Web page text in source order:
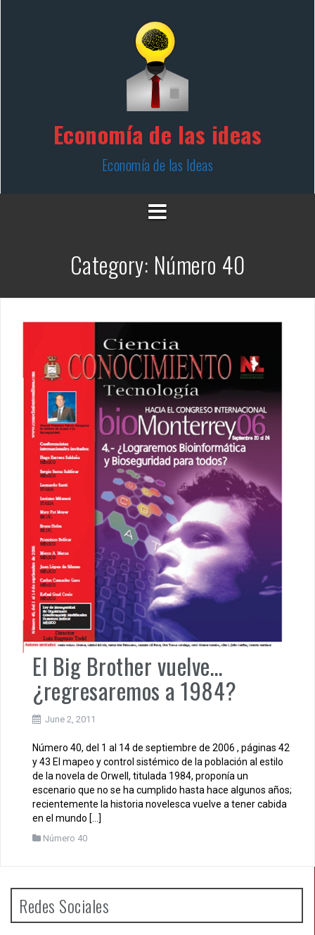
Economía de las ideas
Economía de las Ideas
Category: Número 40
El Big Brother vuelve…
¿regresaremos a 1984?
June 2, 2011
Número 40, del 1 al 14 de septiembre de 2006 , páginas 42
y 43 El mapeo y control sistémico de la población al estilo
de la novela de Orwell, titulada 1984, proponía un
escenario que no se ha cumplido hasta hace algunos años;
recientemente la historia novelesca vuelve a tener cabida
en el mundo […]
Número 40
Redes Sociales